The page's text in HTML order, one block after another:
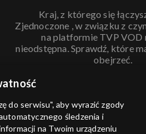
Kraj, z którego się
Zjednoczone , w związku z
na platformie TVP VOD
nieodstępna. Sprawdź, które
obejrzeć.
ANULUJ
do serwisu", aby wyrazić zgody
śledzenia i
na Twoim urządzeniu